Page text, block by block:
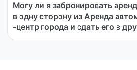
Могу ли я забронировать
в одну сторону из Аренда
-центр города и сдать его в